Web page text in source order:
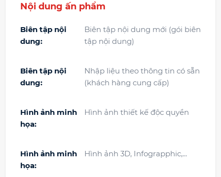
Nội dung ấn phẩm
Biên tập nội
dung:
Biên tập nội dung mới (gói biên
tập nội dung)
Biên tập nội
dung:
Nhập liệu theo thông tin có sẵn
(khách hàng cung cấp)
Hình ảnh minh
họa:
Hình ảnh thiết kế độc quyền
Hình ảnh minh
họa:
Hình ảnh 3D, Infograpphic,...